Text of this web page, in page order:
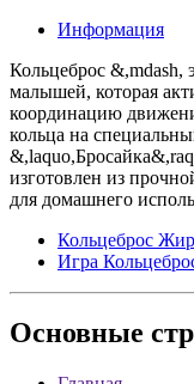
Информация
Кольцеброс &,mdash,
малышей, которая
координацию
кольца на
изготовлен из
для домашнего
Кольцеброс
Игра
Основные